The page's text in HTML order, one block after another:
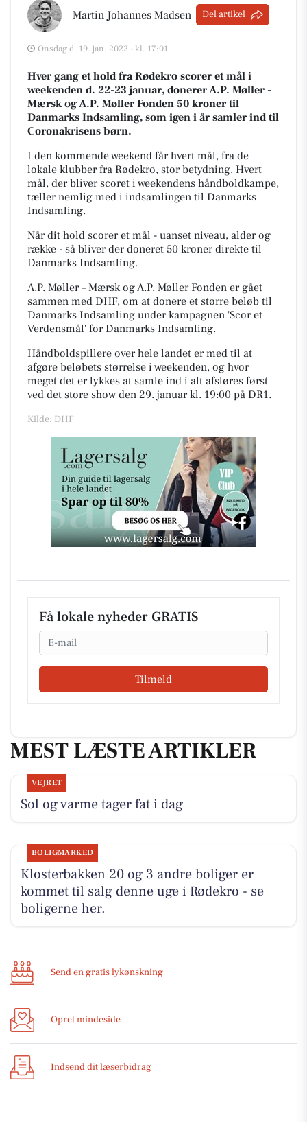
Martin Johannes Madsen Del artikel
Onsdag d. 19. jan. 2022 - kl. 17:01
Hver gang et hold fra Rødekro scorer et mål i
weekenden d. 22-23 januar, donerer A.P. Møller -
Mærsk og A.P. Møller Fonden 50 kroner til
Danmarks Indsamling, som igen i år samler ind til
Coronakrisens børn.
I den kommende weekend får hvert mål, fra de
lokale klubber fra Rødekro, stor betydning. Hvert
mål, der bliver scoret i weekendens håndboldkampe,
tæller nemlig med i indsamlingen til Danmarks
Indsamling.
Når dit hold scorer et mål - uanset niveau, alder og
række - så bliver der doneret 50 kroner direkte til
Danmarks Indsamling.
A.P. Møller – Mærsk og A.P. Møller Fonden er gået
sammen med DHF, om at donere et større beløb til
Danmarks Indsamling under kampagnen 'Scor et
Verdensmål' for Danmarks Indsamling.
Håndboldspillere over hele landet er med til at
afgøre beløbets størrelse i weekenden, og hvor
meget det er lykkes at samle ind i alt afsløres først
ved det store show den 29. januar kl. 19:00 på DR1.
Kilde: DHF
Få lokale nyheder GRATIS
Email
Tilmeld
MEST LÆSTE ARTIKLER
VEJRET
Sol og varme tager fat i dag
BOLIGMARKED
Klosterbakken 20 og 3 andre boliger er
kommet til salg denne uge i Rødekro - se
boligerne her.
Send en gratis lykønskning
Opret mindeside
Indsend dit læserbidrag